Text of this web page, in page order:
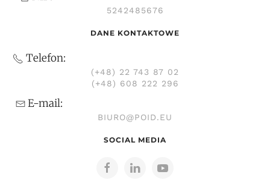
5242485676
DANE KONTAKTOWE
Telefon:
(+48) 22 743 87 02
(+48) 608 222 296
E-mail:
BIURO@POID.EU
SOCIAL MEDIA